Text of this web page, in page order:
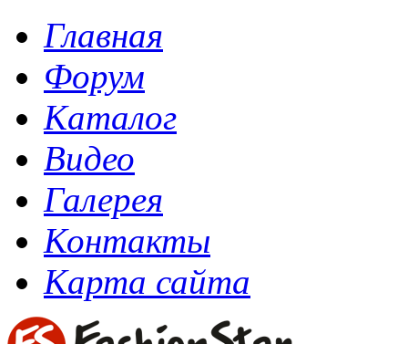
Главная
Форум
Каталог
Видео
Галерея
Контакты
Карта сайта